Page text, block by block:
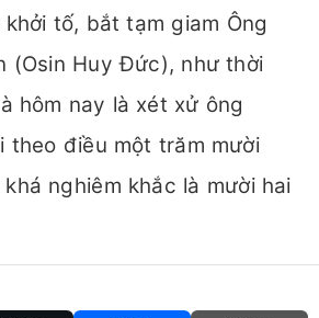
tố, bắt tạm giam Ông
(Osin Huy Đức), như thời
hôm nay là xét xử ông
theo điều một trăm mười
nghiêm khắc là mười hai